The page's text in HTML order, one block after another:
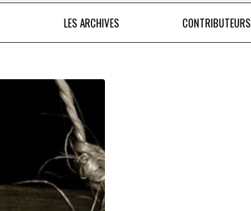
LES ARCHIVES CONTRIBUTEURS